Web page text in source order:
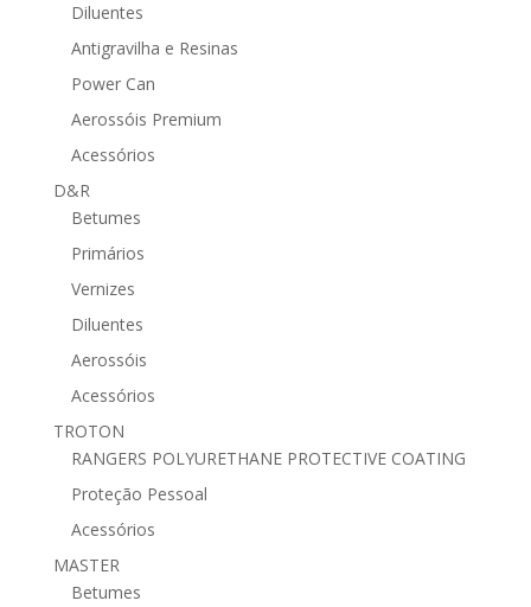
Diluentes
Antigravilha e Resinas
Power Can
Aerossóis Premium
Acessórios
D&R
Betumes
Primários
Vernizes
Diluentes
Aerossóis
Acessórios
TROTON
RANGERS POLYURETHANE PROTECTIVE COATING
Proteção Pessoal
Acessórios
MASTER
Betumes